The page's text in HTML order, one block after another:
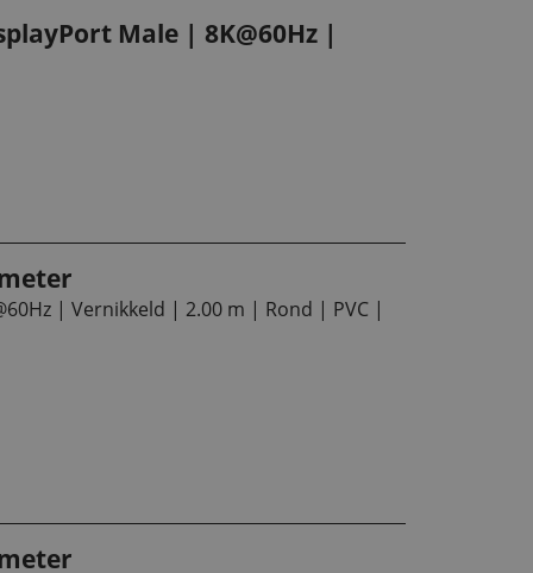
Male | 8K@60Hz |
| Vernikkeld | 2.00 m | Rond | PVC |